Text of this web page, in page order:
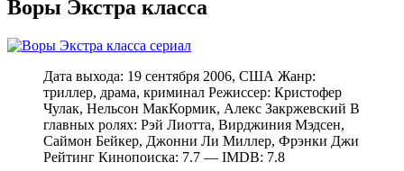
Воры Экстра класса
Дата выхода: 19 сентября 2006, США Жанр:
триллер, драма, криминал Режиссер: Кристофер
Чулак, Нельсон МакКормик, Алекс Закржевский В
главных ролях: Рэй Лиотта, Вирджиния Мэдсен,
Саймон Бейкер, Джонни Ли Миллер, Фрэнки Джи
Рейтинг Кинопоиска: 7.7 — IMDB: 7.8